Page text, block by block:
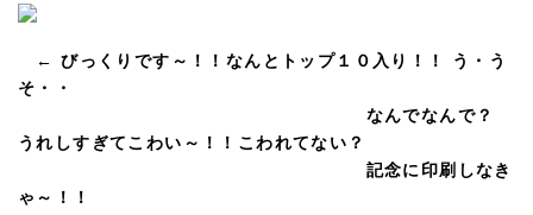
← びっくりです～！！なんとトップ１０入り！！ う・う
そ・・
なんでなんで？
うれしすぎてこわい～！！こわれてない？
記念に印刷しなき
ゃ～！！